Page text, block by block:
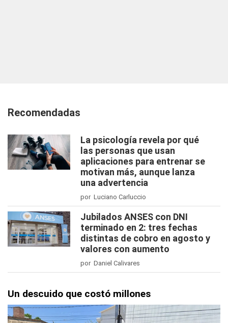
Recomendadas
La psicología revela por qué
las personas que usan
aplicaciones para entrenar se
motivan más, aunque lanza
una advertencia
por Luciano Carluccio
Jubilados ANSES con DNI
terminado en 2: tres fechas
distintas de cobro en agosto y
valores con aumento
por Daniel Calivares
Un descuido que costó millones